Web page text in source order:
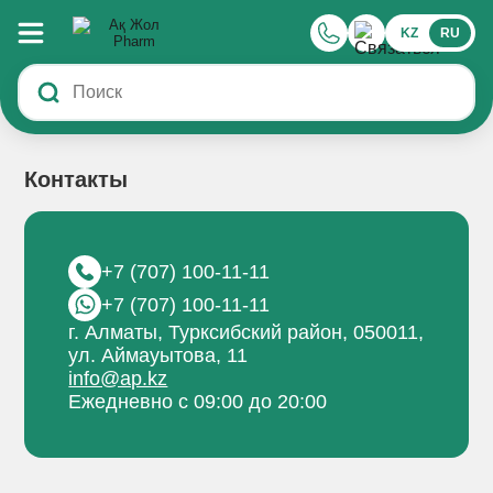
KZ RU
Контакты
Контакты
+7 (707) 100-11-11
+7 (707) 100-11-11
г. Алматы, Турксибский район, 050011,
ул. Аймауытова, 11
info@ap.kz
Ежедневно с 09:00 до 20:00